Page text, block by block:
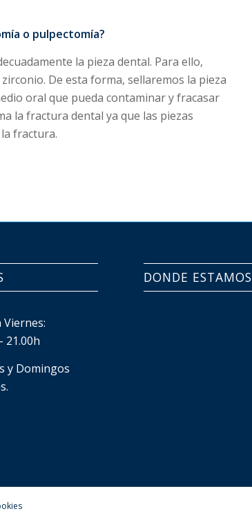
o pulpectomía?
la pieza dental. Para ello,
De esta forma, sellaremos la pieza
oral que pueda contaminar y fracasar
la fractura dental ya que las piezas
fractura.
Viernes:
21.00h
y Domingos
DONDE ESTAMOS